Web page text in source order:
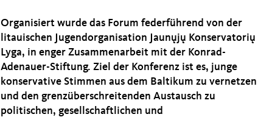
Organisiert wurde das Forum federführend von der
litauischen Jugendorganisation Jaunųjų Konservatorių
Lyga, in enger Zusammenarbeit mit der Konrad-
Adenauer-Stiftung. Ziel der Konferenz ist es, junge
konservative Stimmen aus dem Baltikum zu vernetzen
und den grenzüberschreitenden Austausch zu
politischen, gesellschaftlichen und